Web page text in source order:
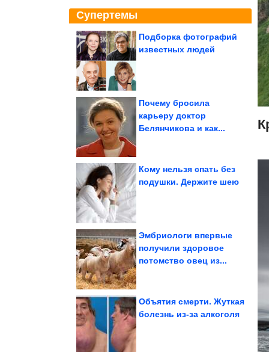
Супертемы
Подборка фотографий
известных людей
Смех приходит без
Почему бросила
карьеру доктор
Белянчикова и как...
Кому нельзя спать без
подушки. Держите шею
Эмбриологи впервые
получили здоровое
потомство овец из...
Сборник запрещённого
Объятия смерти. Жуткая
болезнь из-за алкоголя